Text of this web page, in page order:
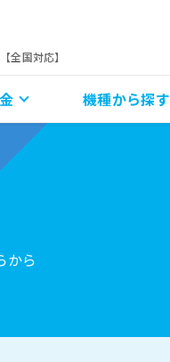
国対応】
機種から探す
から